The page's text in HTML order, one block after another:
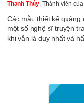
Thanh Thúy, Thành viên
Các mẫu thiết kế quảng
một số nghệ sĩ truyện
khi vẫn là duy nhất và